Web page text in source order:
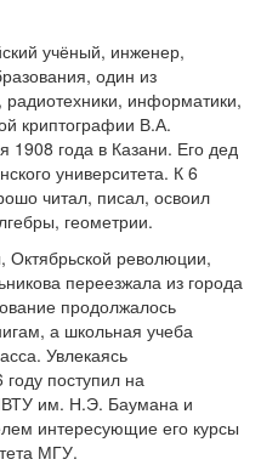
учёный, инженер,
один из
информатики,
криптографии В.А.
1908 года в Казани. Его дед
университета. К 6
читал, писал, освоил
геометрии.
революции,
переезжала из города
продолжалось
а школьная учеба
Увлекаясь
поступил на
им. Н.Э. Баумана и
интересующие его курсы
МГУ.